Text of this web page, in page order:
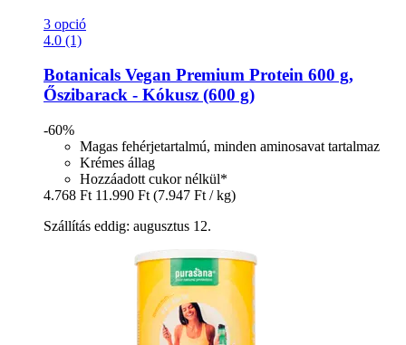
3 opció
4.0 (1)
Botanicals Vegan Premium Protein 600 g,
Őszibarack -​ Kókusz (600 g)
-60%
Magas fehérjetartalmú, minden aminosavat tartalmaz
Krémes állag
Hozzáadott cukor nélkül*
4.768 Ft 11.990 Ft (7.947 Ft / kg)
Szállítás eddig: augusztus 12.